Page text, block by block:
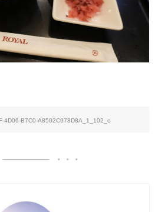
4D06-B7C0-A8502C978D8A_1_102_o